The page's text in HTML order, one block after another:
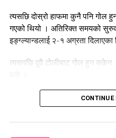
त्यसछि दोस्रो हाफमा कुनै पनि गोल
गएको थियो । अतिरिक्त समयको
इङ्ग्ल्यान्डलाई २-१ अग्रता दिलाएका
त्यसपछि दुवै टोलीबाट गोल हुन सकेन
इङ्ग्ल्यान्डले अब अर्जेन्टिना र
टोलीसँग फाइनल प्रवेशका लागि
CONTINUE